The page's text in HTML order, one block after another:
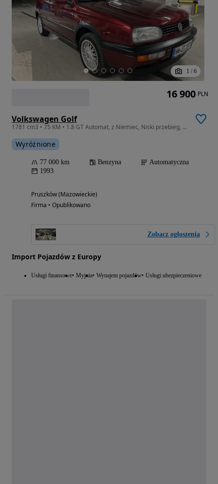
1 / 6
Volkswagen Golf
1781 cm3 • 75 KM • 1.8 GT Automat, z Niemiec, Niski przebieg, bez rdzy!
Wyróżnione
77 000 km Benzyna
Automatyczna
1993
Pruszków (Mazowieckie)
Firma • Opublikowano
Zobacz ogłoszenia
Import Pojazdów z Europy
Usługi finansowe Myjnia Wynajem pojazdów Usługi ubezpieczeniowe
16 900 PLN